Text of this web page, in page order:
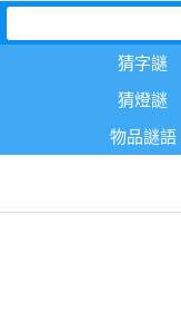
猜字謎
猜燈謎
物品謎語